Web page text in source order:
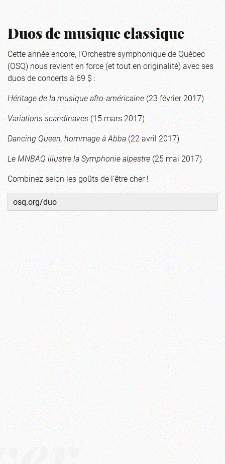
Duos de musique classique
Cette année encore, l’Orchestre symphonique de Québec
(OSQ) nous revient en force (et tout en originalité) avec ses
duos de concerts à 69 $ :
Héritage de la musique afro-américaine(23 février 2017)
Variations scandinaves(15 mars 2017)
Dancing Queen, hommage à Abba(22 avril 2017)
Le MNBAQ illustre la Symphonie alpestre(25 mai 2017)
Combinez selon les goûts de l’être cher !
osq.org/duo